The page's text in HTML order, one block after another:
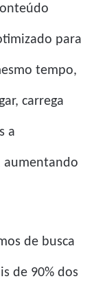
para
tempo,
carrega
a
aumentando
de busca
de 90% dos